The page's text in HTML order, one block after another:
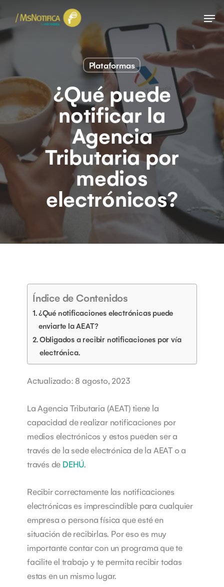
to
content
Menu
Plataformas
¿Qué puede
notificar la
Agencia
Tributaria por
medios
electrónicos?
Índice de Contenidos
¿Qué notificaciones electrónicas puede
enviarte la AEAT?
Obligados a recibir notificaciones por vía
electrónica.
Actualizado: 8 agosto, 2023
La Agencia Tributaria (AEAT) tiene la
capacidad de realizar notificaciones por
medios electrónicos y estos pueden ser a
través de la sede electrónica de la AEAT o a
través de DEHÚ.
Recibir correctamente las notificaciones
electrónicas es imprescindible para cualquier
empresa o persona física que esté en
situación de recibirlas. Por eso es muy
importante contar con un programa que te
facilite el trabajo y te permita recibir todas
estas en un mismo lugar.